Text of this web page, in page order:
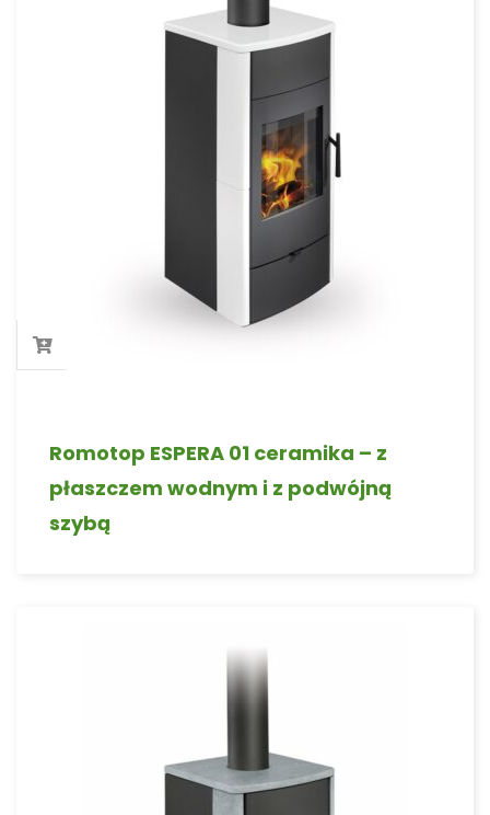
Romotop ESPERA 01 ceramika – z
płaszczem wodnym i z podwójną
szybą